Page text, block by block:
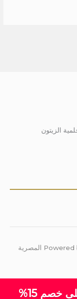
الزيتون
Copyright © 2026 المصرية ليموزين | Powered by المصرية
15%